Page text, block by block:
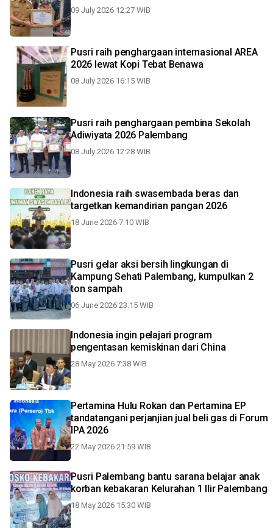
09 July 2026 12:27 WIB
Pusri raih penghargaan internasional AREA
2026 lewat Kopi Tebat Benawa
08 July 2026 16:15 WIB
Pusri raih penghargaan pembina Sekolah
Adiwiyata 2026 Palembang
08 July 2026 12:28 WIB
Indonesia raih swasembada beras dan
targetkan kemandirian pangan 2026
18 June 2026 7:10 WIB
Pusri gelar aksi bersih lingkungan di
Kampung Sehati Palembang, kumpulkan 2
ton sampah
06 June 2026 23:15 WIB
Indonesia ingin pelajari program
pengentasan kemiskinan dari China
28 May 2026 7:38 WIB
Pertamina Hulu Rokan dan Pertamina EP
tandatangani perjanjian jual beli gas di Forum
IPA 2026
22 May 2026 21:59 WIB
Pusri Palembang bantu sarana belajar anak
korban kebakaran Kelurahan 1 Ilir Palembang
18 May 2026 15:30 WIB